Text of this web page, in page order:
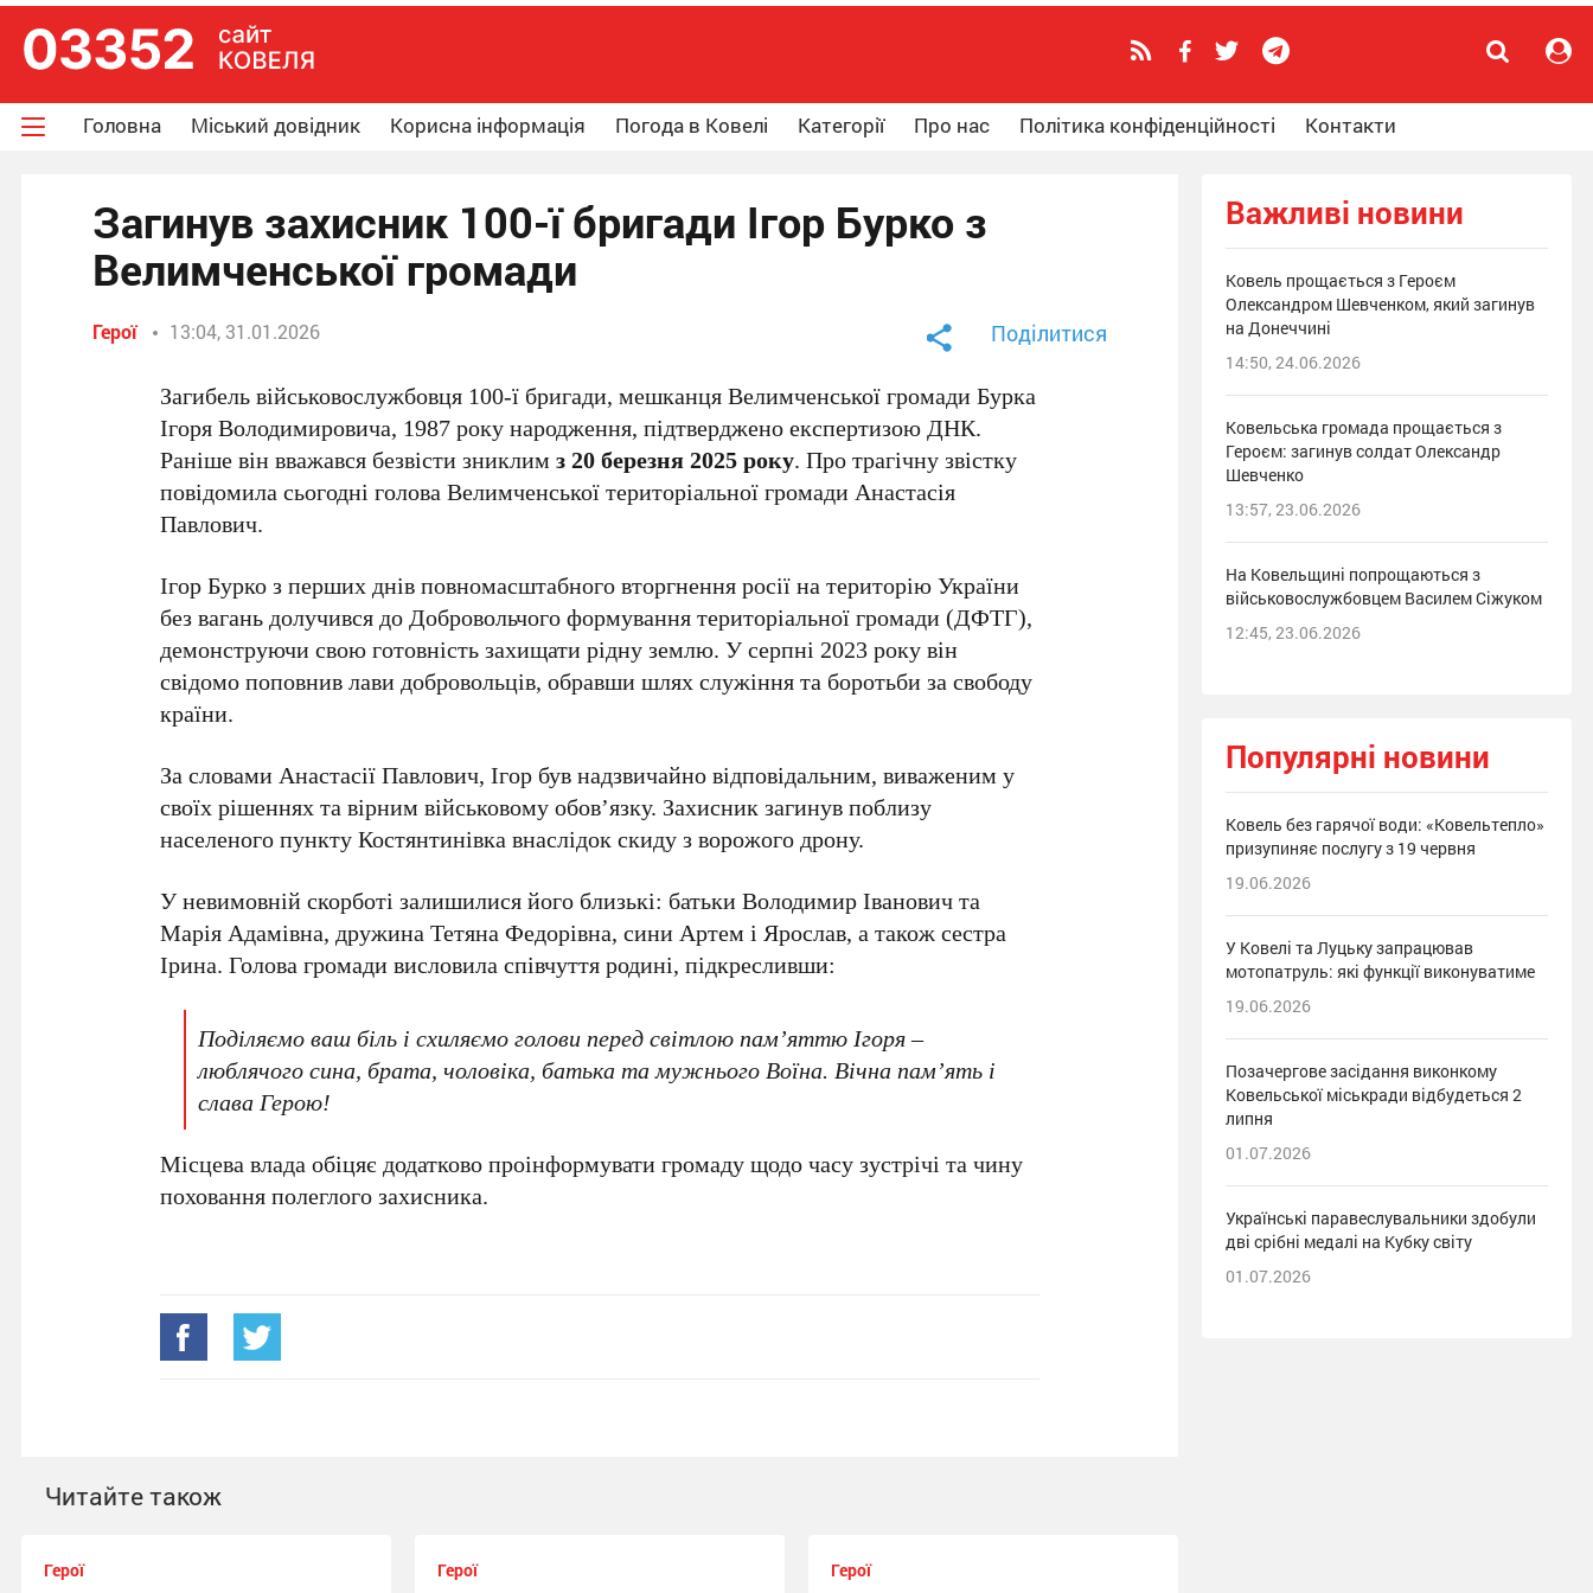
Головна Міський довідник Корисна інформація Погода в Ковелі Категорії Про нас Політика конфіденційності Контакти
Загинув захисник 100-ї бригади Ігор Бурко з
Велимченської громади
Герої 13:04, 31.01.2026 Поділитися
Загибель військовослужбовця 100-ї бригади, мешканця Велимченської громади Бурка
Ігоря Володимировича, 1987 року народження, підтверджено експертизою ДНК.
Раніше він вважався безвісти зниклимз 20 березня 2025 року. Про трагічну звістку
повідомила сьогодні голова Велимченської територіальної громади Анастасія
Павлович.
Ігор Бурко з перших днів повномасштабного вторгнення росії на територію України
без вагань долучився до Добровольчого формування територіальної громади (ДФТГ),
демонструючи свою готовність захищати рідну землю. У серпні 2023 року він
свідомо поповнив лави добровольців, обравши шлях служіння та боротьби за свободу
країни.
За словами Анастасії Павлович, Ігор був надзвичайно відповідальним, виваженим у
своїх рішеннях та вірним військовому обов’язку. Захисник загинув поблизу
населеного пункту Костянтинівка внаслідок скиду з ворожого дрону.
У невимовній скорботі залишилися його близькі: батьки Володимир Іванович та
Марія Адамівна, дружина Тетяна Федорівна, сини Артем і Ярослав, а також сестра
Ірина. Голова громади висловила співчуття родині, підкресливши:
Поділяємо ваш біль і схиляємо голови перед світлою пам’яттю Ігоря –
люблячого сина, брата, чоловіка, батька та мужнього Воїна. Вічна памʼять і
слава Герою!
Місцева влада обіцяє додатково проінформувати громаду щодо часу зустрічі та чину
поховання полеглого захисника.
Читайте також
Герої Герої Герої
Важливі новини
Ковель прощається з Героєм
Олександром Шевченком, який загинув
на Донеччині
14:50, 24.06.2026
Ковельська громада прощається з
Героєм: загинув солдат Олександр
Шевченко
13:57, 23.06.2026
На Ковельщині попрощаються з
військовослужбовцем Василем Сіжуком
12:45, 23.06.2026
Популярні новини
Ковель без гарячої води: «Ковельтепло»
призупиняє послугу з 19 червня
19.06.2026
У Ковелі та Луцьку запрацював
мотопатруль: які функції виконуватиме
19.06.2026
Позачергове засідання виконкому
Ковельської міськради відбудеться 2
липня
01.07.2026
Українські паравеслувальники здобули
дві срібні медалі на Кубку світу
01.07.2026